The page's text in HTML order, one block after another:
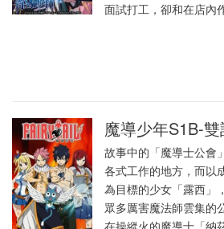
面試打工，卻和在店內
魔導少年S1B-
故事中的「魔導士公會
各式工作的地方，而以
為目標的少女「露西」
眾多厲害魔法師雲集的